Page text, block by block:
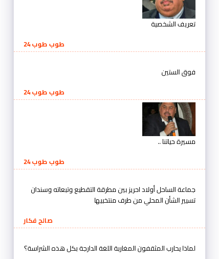
تعريف الشخصية
طوب طوب 24
فوق الستين
طوب طوب 24
مسيرة حياتنا ..
طوب طوب 24
جماعة الساحل أولاد احريز بين مطرقة التقطيع وتبعاته وسندان
تسيير الشأن المحلي من طرف منتخبيها
صالح فكار
لماذا يحارب المثقفون المغاربة اللغة الدارجة بكل هذه الشراسة؟